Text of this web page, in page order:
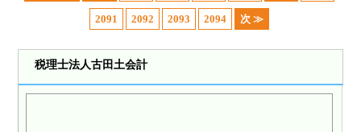
2091 2092 2093 2094 次 ≫
税理士法人古田土会計